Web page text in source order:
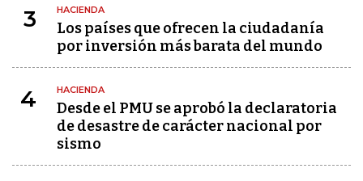
3 HACIENDA
Los países que ofrecen la ciudadanía
por inversión más barata del mundo
4 HACIENDA
Desde el PMU se aprobó la declaratoria
de desastre de carácter nacional por
sismo